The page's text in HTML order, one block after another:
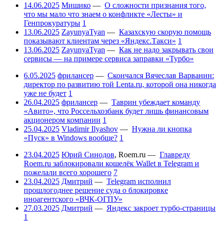
14.06.2025 Мишико — О сложности признания того,
что мы мало что знаем о конфликте «Лесты» и
Генпрокуратуры 1
13.06.2025 ZayunyaTyan — Казахскую скорую помощь
показывают клиентам через «Яндекс.Такси» 1
13.06.2025 ZayunyaTyan — Как не надо закрывать свои
сервисы — на примере сервиса заправки «Турбо»
6.05.2025 фрилансер — Скончался Вячеслав Варванин:
директор по развитию той Lenta.ru, которой она никогда
уже не будет 1
26.04.2025 фрилансер — Таврин убеждает команду
«Авито», что Россельхозбанк будет лишь финансовым
акционером компании 1
25.04.2025 Vladimir Ilyashov — Нужна ли кнопка
«Пуск» в Windows вообще? 1
23.04.2025 Юрий Синодов, Roem.ru — Главреду
Roem.ru заблокировали кошелёк Wallet в Telegram и
пожелали всего хорошего 7
23.04.2025 Дмитрий — Telegram исполнил
прошлогоднее решение суда о блокировке
иноагентского «ВЧК-ОГПУ»
27.03.2025 Дмитрий — Яндекс закроет турбо-страницы
1